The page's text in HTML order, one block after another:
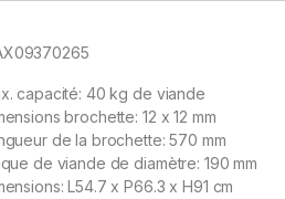
capacité: 40 kg de viande
brochette: 12 x 12 mm
de la brochette: 570 mm
de viande de diamètre: 190 mm
L54.7 x P66.3 x H91 cm